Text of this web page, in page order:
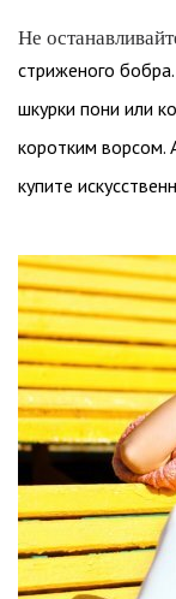
Не
стриженого
шкурки пони или
коротким ворсом.
купите